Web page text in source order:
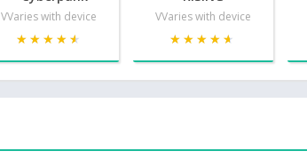
VVaries with device
★★★★★
★★★★★
VVaries with device
★★★★★
★★★★★